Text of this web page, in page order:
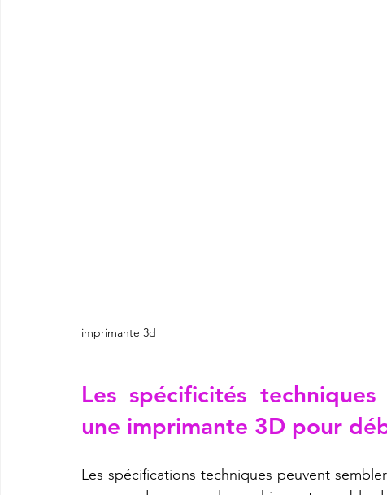
imprimante 3d
Les spécificités
une imprimante 3D pour
Les spécifications techniques peuvent